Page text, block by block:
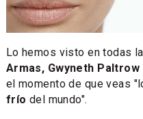
Lo hemos visto en todas
Armas, Gwyneth Paltrow
el momento de que veas
frío del mundo".